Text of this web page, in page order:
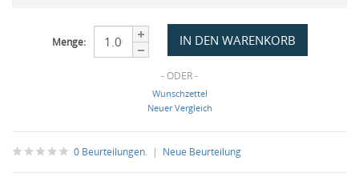
Menge:
- ODER -
Wunschzettel
Neuer Vergleich
0 Beurteilungen. | Neue Beurteilung